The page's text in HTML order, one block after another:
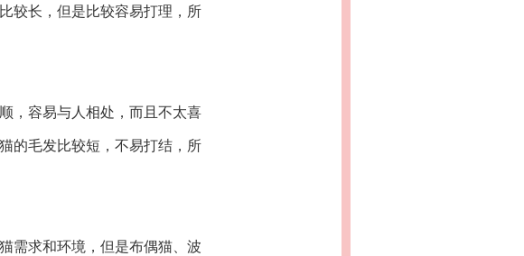
较长，但是比较容易打理，所
，容易与人相处，而且不太喜
的毛发比较短，不易打结，所
需求和环境，但是布偶猫、波